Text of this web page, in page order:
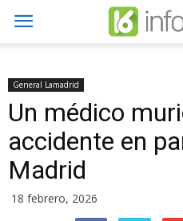
General Lamadrid
Un médico
accidente en
Madrid
18 febrero, 2026